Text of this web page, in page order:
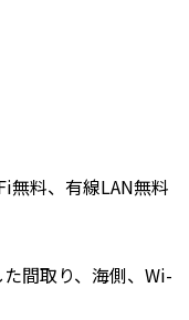
無料、有線LAN無料
間取り、海側、Wi-